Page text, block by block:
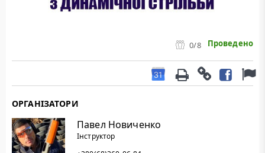
0/8 Проведено
ОРГАНІЗАТОРИ
Павел Новиченко
Інструктор